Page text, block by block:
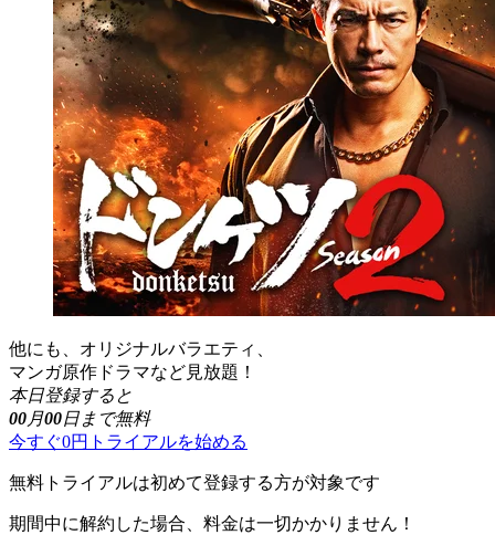
他にも、オリジナルバラエティ、
マンガ原作ドラマなど見放題！
本日登録すると
00月00日まで無料
今すぐ0円トライアルを始める
無料トライアルは初めて登録する方が対象です
期間中に解約した場合、料金は一切かかりません！